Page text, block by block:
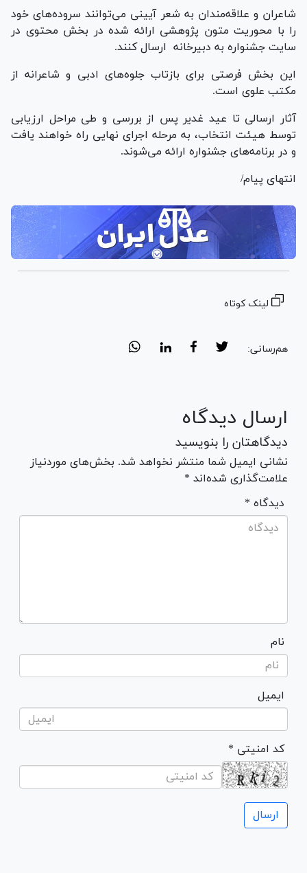
شاعران و علاقه‌مندان به شعر آیینی می‌توانند سروده‌های خود
را با محوریت متون پژوهشی ارائه شده در بخش محتوی در
سایت جشنواره به دبیرخانه ارسال کنند.
این بخش فرصتی برای بازتاب جلوه‌های ادبی و شاعرانه از
مکتب علوی است.
آثار ارسالی تا عید غدیر پس از بررسی و طی مراحل ارزیابی
توسط هیئت انتخاب، به مرحله اجرای نهایی راه خواهند یافت
و در برنامه‌های جشنواره ارائه می‌شوند.
انتهای پیام/
لینک کوتاه
هم‌رسانی:
ارسال دیدگاه
دیدگاهتان را بنویسید
نشانی ایمیل شما منتشر نخواهد شد. بخش‌های موردنیاز
علامت‌گذاری شده‌اند *
* دیدگاه
نام
ایمیل
* کد امنیتی